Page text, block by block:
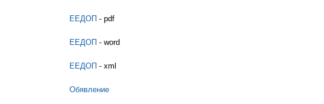
ЕЕДОП - pdf
ЕЕДОП - word
ЕЕДОП - xml
Обявление